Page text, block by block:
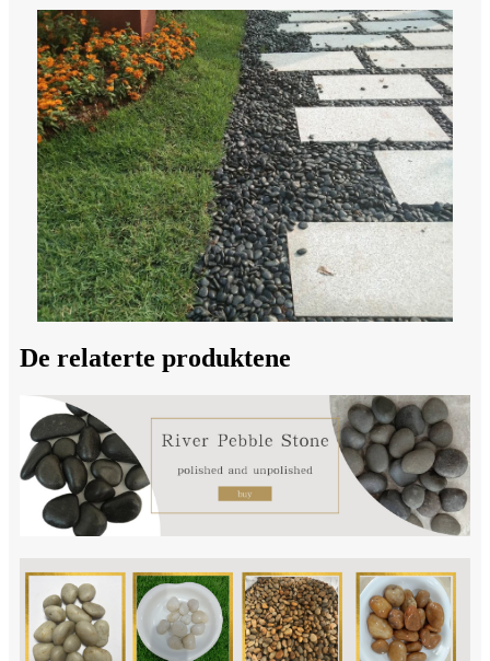
De relaterte produktene